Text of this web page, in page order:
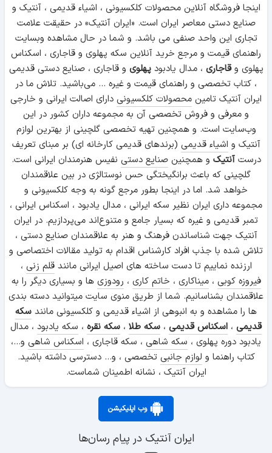
اینجا فروشگاه آنلاین محصولات کلکسیونی ، اشیاء قدیمی ، آنتیک و
صنایع دستی معاصر ایران است. «ایران آنتیک» در حقیقت علامت
تجاری این واحد صنفی می باشد. و شما در حال مشاهده وبسایت
راهنمای قیمت و مرجع خرید آنلاین سکه پهلوی و قاجاری ، اسکناس
پهلوی وقاجاری ، مدال یادبودپهلوی و قاجاری ، صنایع دستی قدیمی
، کتاب تخصصی و راهنمای قیمت و غیره ... می‌باشید. تلاش ما در
ایران آنتیک تامین محصولات کلکسیونی دارای اصالت ایرانی و خارجی
و معرفی و فروش تخصصی آن به مجموعه داران کشور در این
وب‌سایت است. و همچنین تهیه تخصصی گلچینی از بهترین لوازم
آنتیک و اشیاء قدیمی (برندهای قدیمی کارخانه ای) بر مبنای تعریف
درستآنتیک و همچنینصنایع دستی نفیس هنرمندان ایرانی است.
گلچینی که باعث برانگیختگی حس نوستالژی در بین علاقمندان
خواهد شد. اما در اینجا بطور مرجع گونه به وجه کلکسیونی و
مجموعه داری ایران نظیر سکه ایرانی ، مدال یادبود ، اسکناس ایرانی ،
تمبر قدیمی و غیره که بسیار جامع و متنوع‌اند می‌پردازیم. در ایران
آنتیک جهت شناساندن فرهنگ و هنر به علاقمندان صنایع دستی ،
تلاش شده با جذب افراد کارشناس اقدام به تولید مقالات اختصاصی و
ارزنده نماییم تا دست ساخته های اصیل ایرانی مانندقلم زنی ،
فیروزه کوبی ،میناکاری ، خاتم کاری ، رودوزی ها و بسیاری دیگر را به
علاقمندان بشناسانیم. شما از طریق منوی سایت میتوانید دسته بندی
ها را مشاهده و به انبوهی از اشیاء قدیمی و کلکسیونی مانند سکه
قدیمی ، اسکناس قدیمی ، سکه طلا ، سکه نقره ، سکه یادبود ، مدال
یادبود دوره پهلوی ، سکه شاهی ، سکه قاجاری ، اسکناس شاهی و...،
کتاب راهنما و لوازم جانبی تخصصی ، و... دسترسی داشته باشید.
ایران آنتیک ، نشانه اطمینان شماست.
وب اپلیکیشن
ایران آنتیک در پیام رسان‌ها